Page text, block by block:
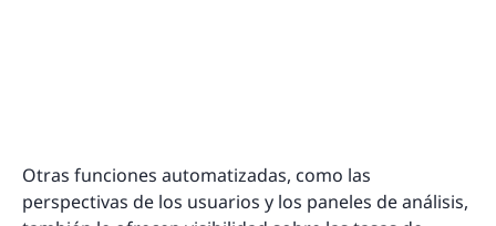
Otras funciones automatizadas, como las
perspectivas de los usuarios y los paneles de análisis,